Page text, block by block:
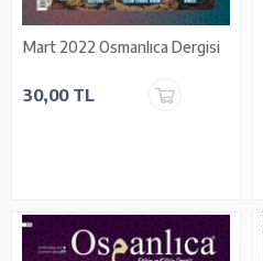
Mart 2022 Osmanlıca Dergisi
30,00 TL